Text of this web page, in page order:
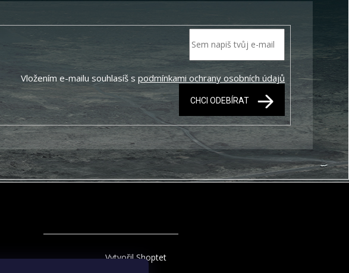
Vložením e-mailu souhlasíš spodmínkami ochrany osobních údajů
CHCI ODEBÍRAT
Vytvořil Shoptet